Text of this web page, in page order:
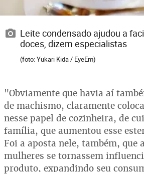
Leite condensado ajudou a
doces, dizem especialistas
(foto: Yukari Kida / EyeEm)
"Obviamente que havia aí
de machismo, claramente
nesse papel de cozinheira, de
família, que aumentou esse
Foi a aposta nele, também, que
mulheres se tornassem
produto, expandindo seu